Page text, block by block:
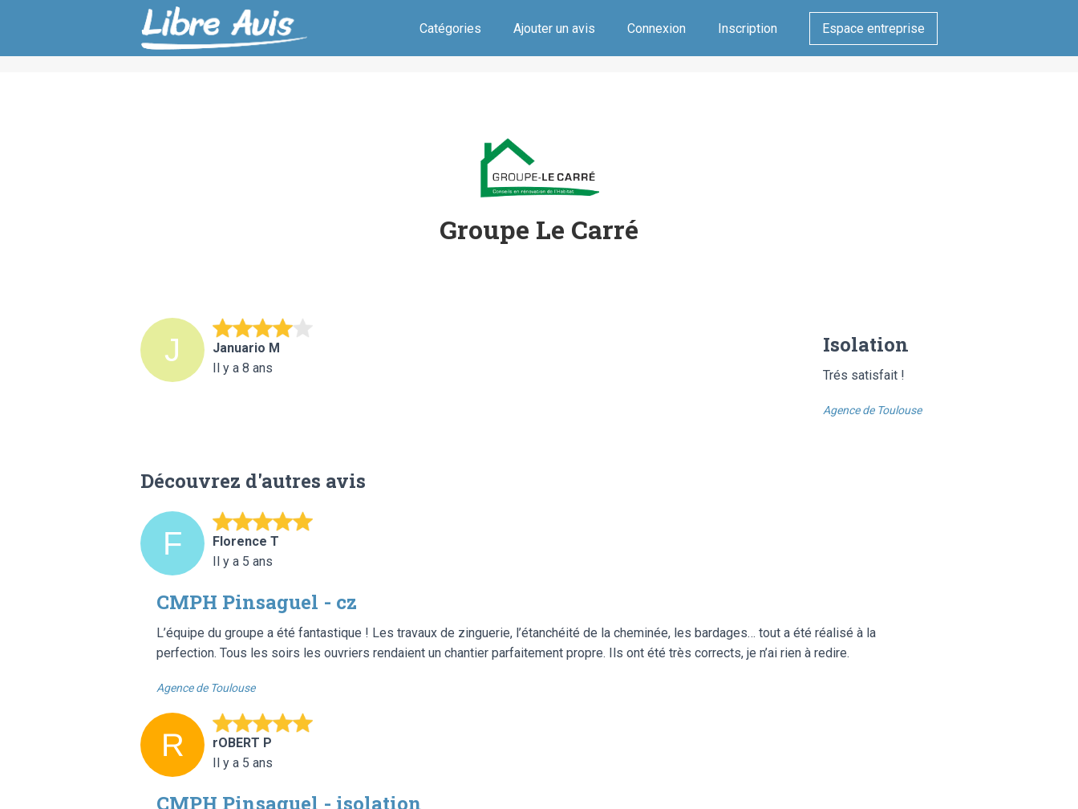
Catégories Ajouter un avis Connexion Inscription Espace entreprise
Groupe Le Carré
Januario M
Il y a 8 ans
Isolation
Trés satisfait !
Agence de Toulouse
Découvrez d'autres avis
Florence T
Il y a 5 ans
CMPH Pinsaguel - cz
L’équipe du groupe a été fantastique ! Les travaux de zinguerie, l’étanchéité de la cheminée, les bardages… tout a été réalisé à la
perfection. Tous les soirs les ouvriers rendaient un chantier parfaitement propre. Ils ont été très corrects, je n’ai rien à redire.
Agence de Toulouse
rOBERT P
Il y a 5 ans
CMPH Pinsaguel - isolation